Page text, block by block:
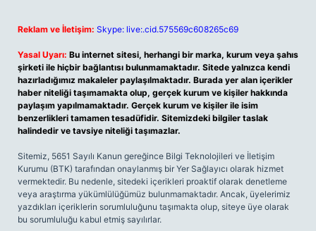
Reklam ve İletişim: Skype: live:.cid.575569c608265c69
Yasal Uyarı: Bu internet sitesi, herhangi bir marka, kurum veya şahıs
şirketi ile hiçbir bağlantısı bulunmamaktadır. Sitede yalnızca kendi
hazırladığımız makaleler paylaşılmaktadır. Burada yer alan içerikler
haber niteliği taşımamakta olup, gerçek kurum ve kişiler hakkında
paylaşım yapılmamaktadır. Gerçek kurum ve kişiler ile isim
benzerlikleri tamamen tesadüfidir. Sitemizdeki bilgiler taslak
halindedir ve tavsiye niteliği taşımazlar.
Sitemiz, 5651 Sayılı Kanun gereğince Bilgi Teknolojileri ve İletişim
Kurumu (BTK) tarafından onaylanmış bir Yer Sağlayıcı olarak hizmet
vermektedir. Bu nedenle, sitedeki içerikleri proaktif olarak denetleme
veya araştırma yükümlülüğümüz bulunmamaktadır. Ancak, üyelerimiz
yazdıkları içeriklerin sorumluluğunu taşımakta olup, siteye üye olarak
bu sorumluluğu kabul etmiş sayılırlar.